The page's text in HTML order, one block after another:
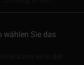
wählen Sie das